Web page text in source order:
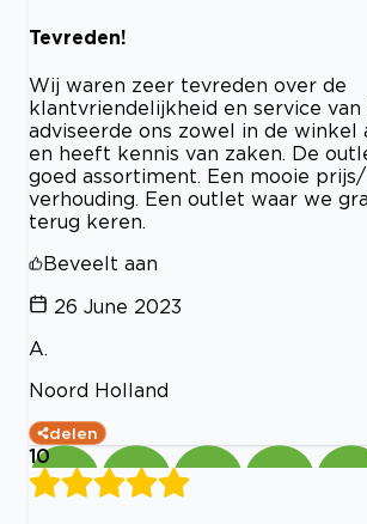
Tevreden!
Wij waren zeer tevreden over de
klantvriendelijkheid en service van
adviseerde ons zowel in de winkel
en heeft kennis van zaken. De
goed assortiment. Een mooie
verhouding. Een outlet waar we
terug keren.
Beveelt aan
26 June 2023
A.
Noord Holland
delen
10